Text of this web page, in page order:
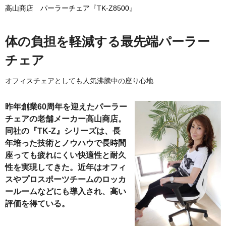
高山商店 パーラーチェア『TK-Z8500』
体の負担を軽減する最先端パーラー
チェア
オフィスチェアとしても人気沸騰中の座り心地
昨年創業60周年を迎えたパーラー
チェアの老舗メーカー高山商店。
同社の『TK‐Z』シリーズは、長
年培った技術とノウハウで長時間
座っても疲れにくい快適性と耐久
性を実現してきた。近年はオフィ
スやプロスポーツチームのロッカ
ールームなどにも導入され、高い
評価を得ている。